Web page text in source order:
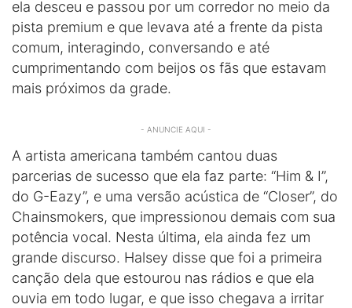
ela desceu e passou por um corredor no meio da
pista premium e que levava até a frente da pista
comum, interagindo, conversando e até
cumprimentando com beijos os fãs que estavam
mais próximos da grade.
- ANUNCIE AQUI -
A artista americana também cantou duas
parcerias de sucesso que ela faz parte: “Him & I”,
do G-Eazy”, e uma versão acústica de “Closer”, do
Chainsmokers, que impressionou demais com sua
potência vocal. Nesta última, ela ainda fez um
grande discurso. Halsey disse que foi a primeira
canção dela que estourou nas rádios e que ela
ouvia em todo lugar, e que isso chegava a irritar